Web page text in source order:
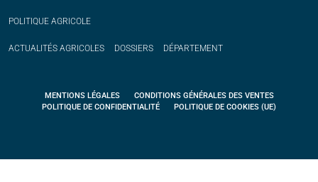
POLITIQUE AGRICOLE
ACTUALITÉS AGRICOLES DOSSIERS DÉPARTEMENT
MENTIONS LÉGALES
CONDITIONS GÉNÉRALES DES VENTES
POLITIQUE DE CONFIDENTIALITÉ
POLITIQUE DE COOKIES (UE)